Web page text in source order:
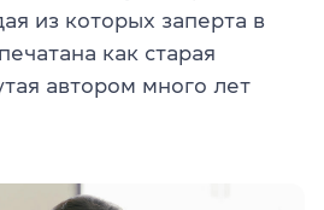
из которых заперта в
как старая
автором много лет